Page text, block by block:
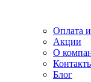
Оплата и
Акции
О
Блог